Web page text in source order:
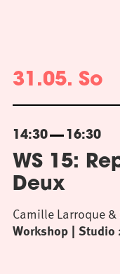
31.05. So
14:30 16:30
WS 15:
Deux
Workshop Studio
Camille Larroque